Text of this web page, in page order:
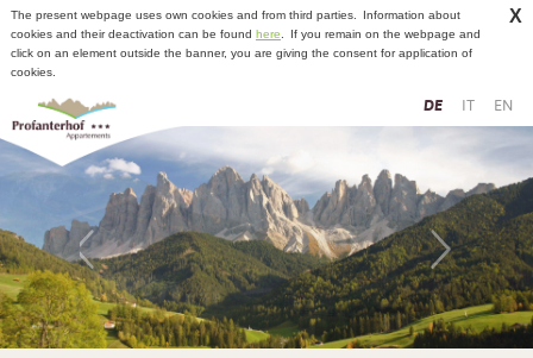
X
The present webpage uses own cookies and from third parties.
Information about
cookies and their deactivation can be found here
If you remain on the webpage and
click on an element outside the banner, you are giving the consent for application of
cookies.
DE IT EN